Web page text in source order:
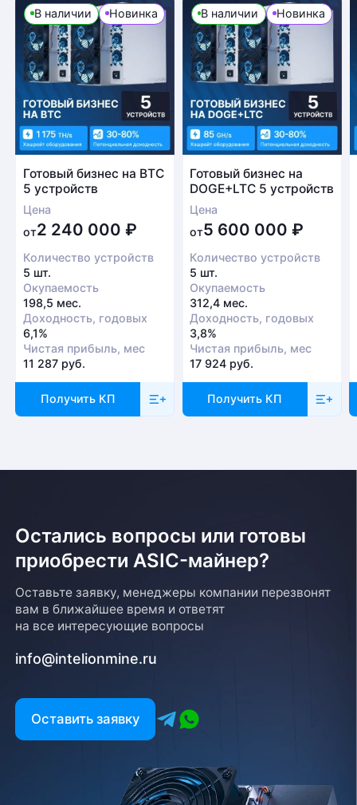
В наличии Новинка
Готовый бизнес на BTC
5 устройств
Цена
от2 240 000 ₽
Количество устройств
5 шт.
Окупаемость
198,5 мес.
Доходность, годовых
6,1%
Чистая прибыль, мес
11 287 руб.
Получить КП
В наличии Новинка
Готовый бизнес на
DOGE+LTC 5 устройств
Цена
от5 600 000₽
Количество устройств
5 шт.
Окупаемость
312,4 мес.
Доходность, годовых
3,8%
Чистая прибыль, мес
17 924 руб.
Получить КП
Остались вопросы или готовы
приобрести ASIC-майнер?
Оставьте заявку, менеджеры компании перезвонят
вам в ближайшее время и ответят
на все интересующие вопросы
info@intelionmine.ru
Оставить заявку